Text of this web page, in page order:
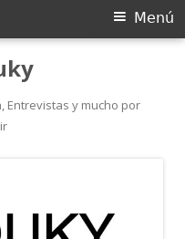
Entrevistas y mucho por
Menú